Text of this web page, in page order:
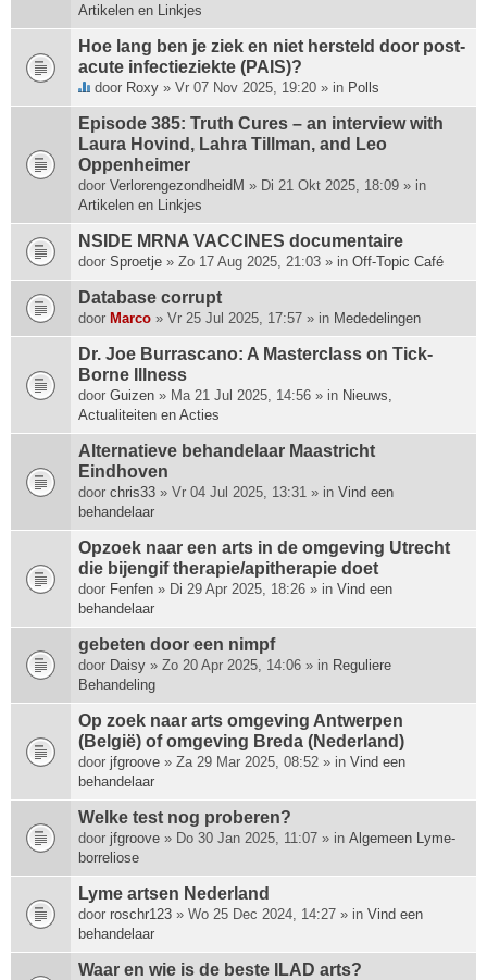
Artikelen en Linkjes
Hoe lang ben je ziek en niet hersteld door post-
acute infectieziekte (PAIS)?
i
t
o
n
d
r
w
e
r
p
h
e
e
f
t
e
e
n
p
e
i
l
i
n
g
.
door Roxy » Vr 07 Nov 2025, 19:20 » in Polls
Episode 385: Truth Cures – an interview with
Laura Hovind, Lahra Tillman, and Leo
Oppenheimer
door VerlorengezondheidM » Di 21 Okt 2025, 18:09 » in
Artikelen en Linkjes
NSIDE MRNA VACCINES documentaire
door Sproetje » Zo 17 Aug 2025, 21:03 » in Off-Topic Café
Database corrupt
door Marco » Vr 25 Jul 2025, 17:57 » in Mededelingen
Dr. Joe Burrascano: A Masterclass on Tick-
Borne Illness
door Guizen » Ma 21 Jul 2025, 14:56 » in Nieuws,
Actualiteiten en Acties
Alternatieve behandelaar Maastricht
Eindhoven
door chris33 » Vr 04 Jul 2025, 13:31 » in Vind een
behandelaar
Opzoek naar een arts in de omgeving Utrecht
die bijengif therapie/apitherapie doet
door Fenfen » Di 29 Apr 2025, 18:26 » in Vind een
behandelaar
gebeten door een nimpf
door Daisy » Zo 20 Apr 2025, 14:06 » in Reguliere
Behandeling
Op zoek naar arts omgeving Antwerpen
(België) of omgeving Breda (Nederland)
door jfgroove » Za 29 Mar 2025, 08:52 » in Vind een
behandelaar
Welke test nog proberen?
door jfgroove » Do 30 Jan 2025, 11:07 » in Algemeen Lyme-
borreliose
Lyme artsen Nederland
door roschr123 » Wo 25 Dec 2024, 14:27 » in Vind een
behandelaar
Waar en wie is de beste ILAD arts?